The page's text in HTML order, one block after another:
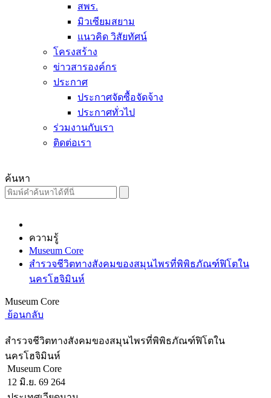
สพร.
มิวเซียมสยาม
แนวคิด วิสัยทัศน์
โครงสร้าง
ข่าวสารองค์กร
ประกาศ
ประกาศจัดซื้อจัดจ้าง
ประกาศทั่วไป
ร่วมงานกับเรา
ติดต่อเรา
ค้นหา
ความรู้
Museum Core
สำรวจชีวิตทางสังคมของสมุนไพรที่พิพิธภัณฑ์ฟิโตใน
นครโฮจิมินห์
Museum Core
ย้อนกลับ
สำรวจชีวิตทางสังคมของสมุนไพรที่พิพิธภัณฑ์ฟิโตใน
นครโฮจิมินห์
Museum Core
12 มิ.ย. 69 264